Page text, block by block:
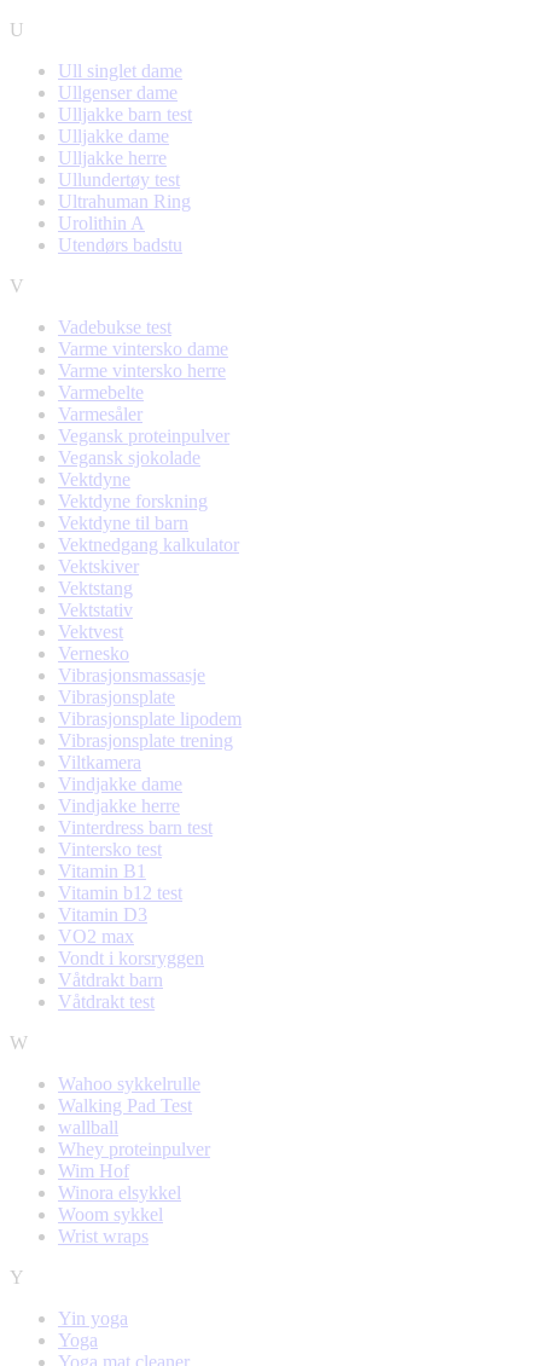
U
Ull singlet dame
Ullgenser dame
Ulljakke barn test
Ulljakke dame
Ulljakke herre
Ullundertøy test
Ultrahuman Ring
Urolithin A
Utendørs badstu
V
Vadebukse test
Varme vintersko dame
Varme vintersko herre
Varmebelte
Varmesåler
Vegansk proteinpulver
Vegansk sjokolade
Vektdyne
Vektdyne forskning
Vektdyne til barn
Vektnedgang kalkulator
Vektskiver
Vektstang
Vektstativ
Vektvest
Vernesko
Vibrasjonsmassasje
Vibrasjonsplate
Vibrasjonsplate lipodem
Vibrasjonsplate trening
Viltkamera
Vindjakke dame
Vindjakke herre
Vinterdress barn test
Vintersko test
Vitamin B1
Vitamin b12 test
Vitamin D3
VO2 max
Vondt i korsryggen
Våtdrakt barn
Våtdrakt test
W
Wahoo sykkelrulle
Walking Pad Test
wallball
Whey proteinpulver
Wim Hof
Winora elsykkel
Woom sykkel
Wrist wraps
Y
Yin yoga
Yoga
Yoga mat cleaner